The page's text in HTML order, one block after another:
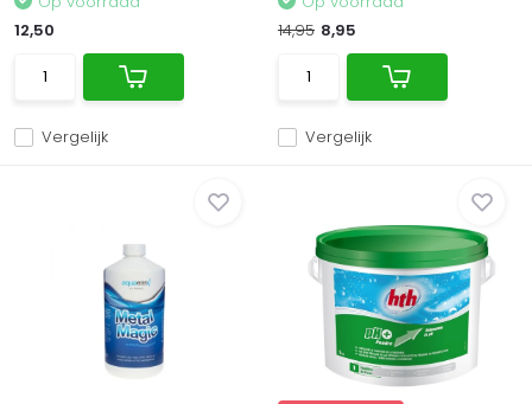
Vergelijk
12,50
Vergelijk
14,95 8,95